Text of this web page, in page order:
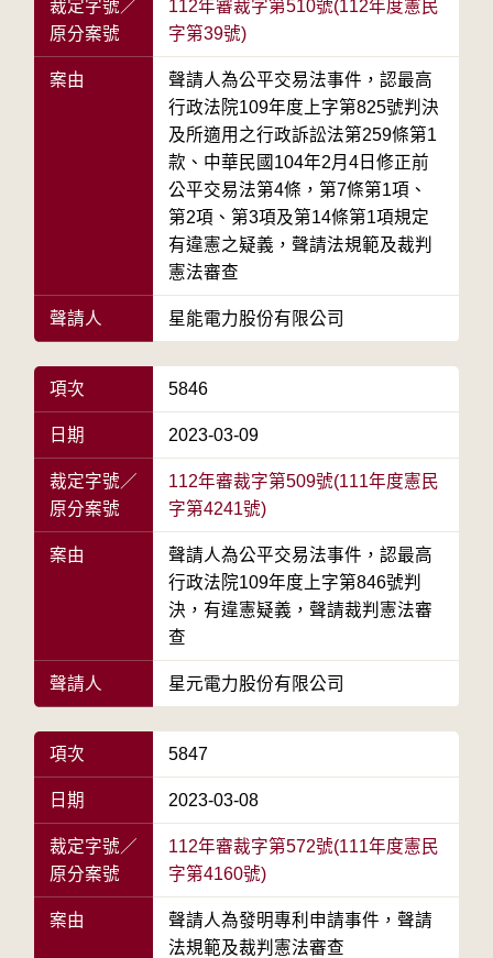
裁定字號／
原分案號
112年審裁字第510號(112年度憲民
字第39號)
案由
聲請人為公平交易法事件，認最高
行政法院109年度上字第825號判決
及所適用之行政訴訟法第259條第1
款、中華民國104年2月4日修正前
公平交易法第4條，第7條第1項、
第2項、第3項及第14條第1項規定
有違憲之疑義，聲請法規範及裁判
憲法審查
聲請人 星能電力股份有限公司
項次 5846
日期 2023-03-09
裁定字號／
原分案號
112年審裁字第509號(111年度憲民
字第4241號)
案由
聲請人為公平交易法事件，認最高
行政法院109年度上字第846號判
決，有違憲疑義，聲請裁判憲法審
查
聲請人 星元電力股份有限公司
項次 5847
日期 2023-03-08
裁定字號／
原分案號
112年審裁字第572號(111年度憲民
字第4160號)
案由
聲請人為發明專利申請事件，聲請
法規範及裁判憲法審查